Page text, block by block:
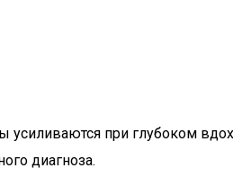
при глубоком
диагноза.